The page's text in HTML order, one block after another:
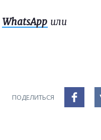
WhatsApp или
ПОДЕЛИТЬСЯ